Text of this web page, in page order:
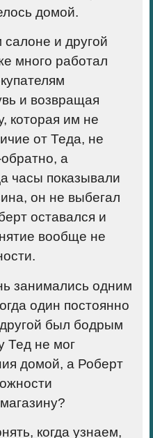
домой.
и другой
много работал
и возвращая
которая им не
от Теда, не
а
часы показывали
он не выбегал
оставался и
вообще не
занимались одним
один постоянно
был бодрым
Тед не мог
домой, а Роберт
когда узнаем,